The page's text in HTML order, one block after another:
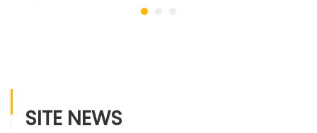
SITE NEWS